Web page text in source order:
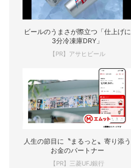
ビールのうまさが際立つ「仕上げに
3分冷凍庫DRY」
【PR】アサヒビール
人生の節目に〝まるっと〟寄り添う
お金のパートナー
【PR】三菱UFJ銀行